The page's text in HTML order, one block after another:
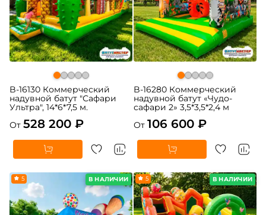
B-16130 Коммерческий
надувной батут "Сафари
Ультра", 14*6*7,5 м.
От 528 200 ₽
B-16280 Коммерческий
надувной батут «Чудо-
сафари 2» 3,5*3,5*2,4 м
От 106 600 ₽
В НАЛИЧИИ
5 В НАЛИЧИИ
5